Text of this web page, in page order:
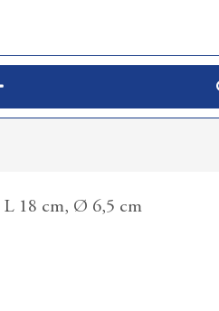
L 18 cm, Ø 6,5 cm